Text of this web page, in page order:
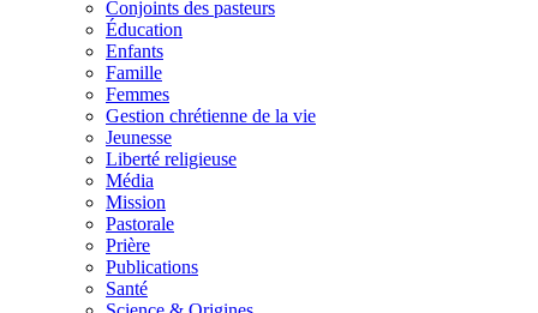
Conjoints des pasteurs
Éducation
Enfants
Famille
Femmes
Gestion chrétienne de la vie
Jeunesse
Liberté religieuse
Média
Mission
Pastorale
Prière
Publications
Santé